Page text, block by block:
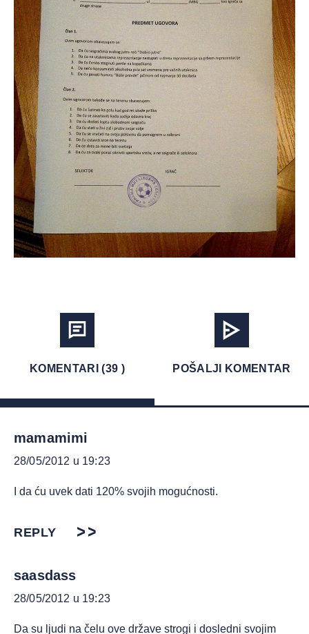
KOMENTARI (39 ) POŠALJI KOMENTAR
mamamimi
28/05/2012 u 19:23
I da ću uvek dati 120% svojih mogućnosti.
REPLY
saasdass
28/05/2012 u 19:23
Da su ljudi na čelu ove države strogi i dosledni svojim